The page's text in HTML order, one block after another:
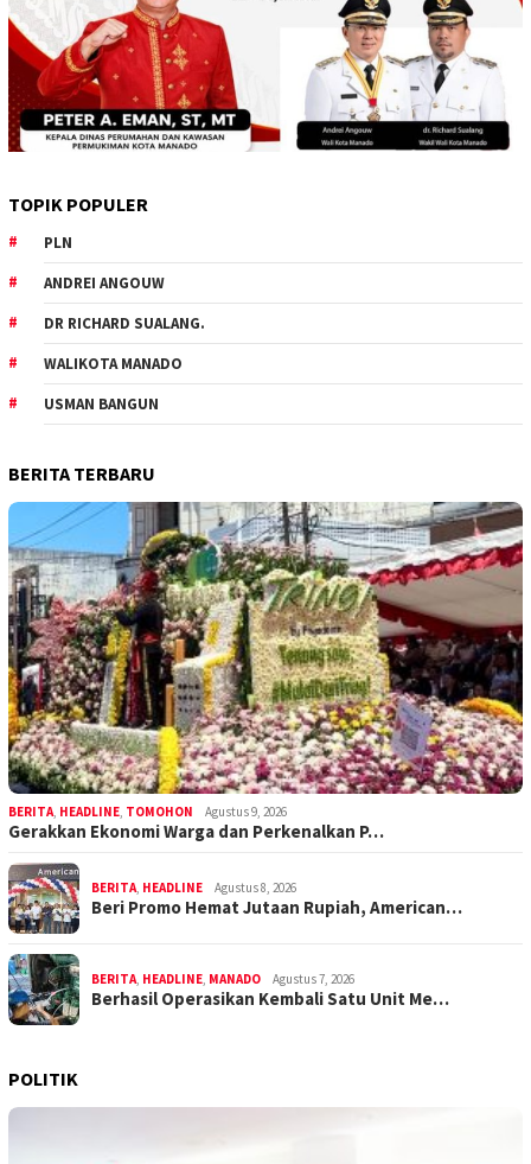
TOPIK POPULER
PLN
ANDREI ANGOUW
DR RICHARD SUALANG.
WALIKOTA MANADO
USMAN BANGUN
BERITA TERBARU
BERITA, HEADLINE, TOMOHON Agustus 9, 2026
Gerakkan Ekonomi Warga dan Perkenalkan P…
BERITA, HEADLINE Agustus 8, 2026
Beri Promo Hemat Jutaan Rupiah, American…
BERITA, HEADLINE, MANADO Agustus 7, 2026
Berhasil Operasikan Kembali Satu Unit Me…
POLITIK